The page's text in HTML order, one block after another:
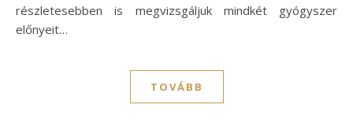
részletesebben is megvizsgáljuk mindkét gyógyszer
előnyeit…
TOVÁBB